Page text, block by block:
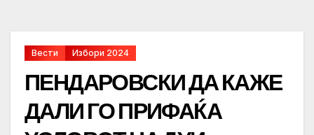
Вести Избори 2024
ПЕНДАРОВСКИ ДА КАЖЕ
ДАЛИ ГО ПРИФАЌА